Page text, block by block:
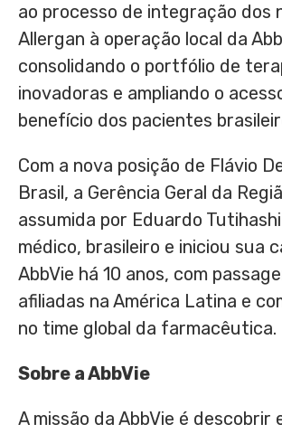
ao processo de integração dos
Allergan à operação local da
consolidando o portfólio de
inovadoras e ampliando o
benefício dos pacientes
Com a nova posição de Flávio
Brasil, a Gerência Geral da
assumida por Eduardo
médico, brasileiro e iniciou sua
AbbVie há 10 anos, com
afiliadas na América Latina e
no time global da farmacêutica.
Sobre a AbbVie
A missão da AbbVie é descobrir